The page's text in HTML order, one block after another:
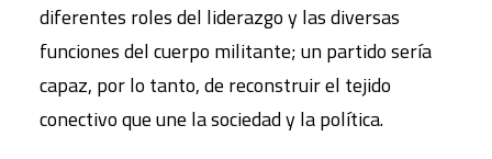
diferentes roles del liderazgo y las diversas
funciones del cuerpo militante; un partido sería
capaz, por lo tanto, de reconstruir el tejido
conectivo que une la sociedad y la política.